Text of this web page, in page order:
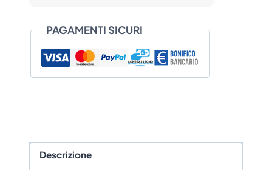
PAGAMENTI SICURI
Descrizione